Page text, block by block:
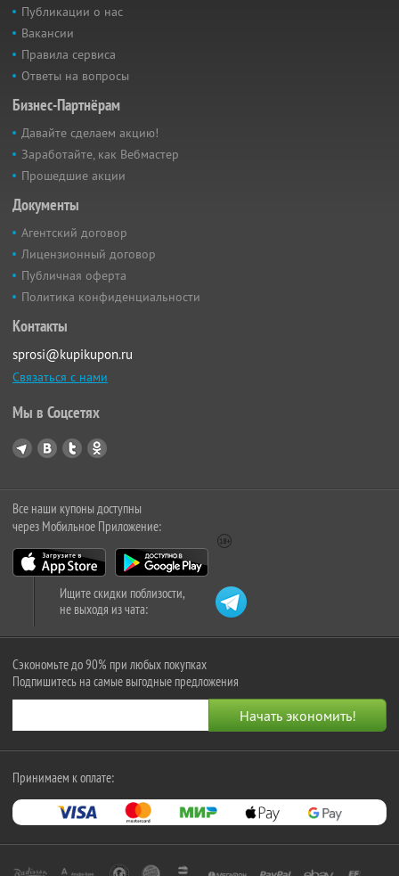
Публикации о нас
Вакансии
Правила сервиса
Ответы на вопросы
Бизнес-Партнёрам
Давайте сделаем акцию!
Заработайте, как Вебмастер
Прошедшие акции
Документы
Агентский договор
Лицензионный договор
Публичная оферта
Политика конфиденциальности
Контакты
sprosi@kupikupon.ru
Связаться с нами
Мы в Соцсетях
Все наши купоны доступны
через Мобильное Приложение:
Ищите скидки поблизости,
не выходя из чата:
Сэкономьте до 90% при любых покупках
Подпишитесь на самые выгодные предложения
Принимаем к оплате: